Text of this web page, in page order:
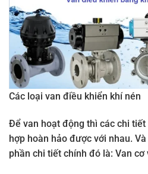
Các loại van điều khiển khí nén
Để van hoạt động thì các chi
hợp hoàn hảo được với nhau.
phần chi tiết chính đó là: Van